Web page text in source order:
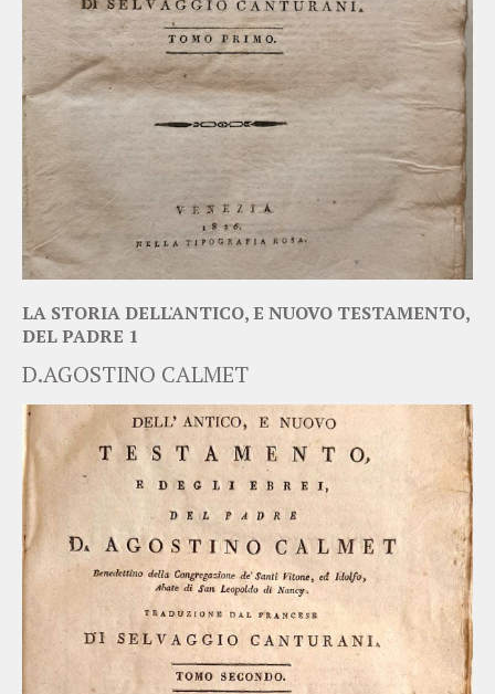
LA STORIA DELL'ANTICO, E NUOVO TESTAMENTO,
DEL PADRE 1
D.AGOSTINO CALMET